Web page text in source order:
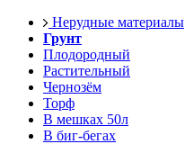
Нерудные материалы
Грунт
Плодородный
Растительный
Чернозём
Торф
В мешках 50л
В биг-бегах